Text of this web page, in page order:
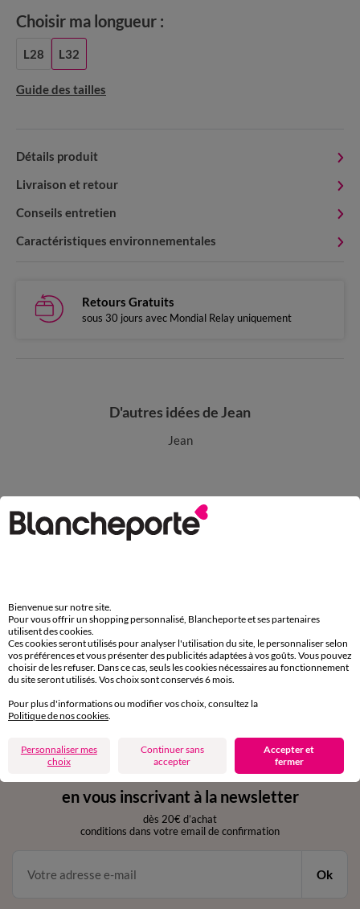
Guide des tailles
Choisir ma longueur :
L28 L32
Détails produit
Livraison et retour
Conseils entretien
Caractéristiques environnementales
Retours Gratuits
sous 30 jours avec Mondial Relay uniquement
D'autres idées de Jean
Jean
Paiement 100% sécurisé
Payez plus tard ou en plusieurs fois
Retours gratuits
sous 30 jours avec Mondial Relay uniquement
Service clients
par chat et par téléphone
de 8h00 à 20h00 du lundi au samedi
11€ Offerts
en vous inscrivant à la newsletter
dès 20€ d’achat
conditions dans votre email de confirmation
Ok
Bienvenue sur notre site.
Pour vous offrir un shopping personnalisé, Blancheporte et ses partenaires
utilisent des cookies.
Ces cookies seront utilisés pour analyser l'utilisation du site, le personnaliser selon
vos préférences et vous présenter des publicités adaptées à vos goûts. Vous pouvez
choisir de les refuser. Dans ce cas, seuls les cookies nécessaires au fonctionnement
du site seront utilisés. Vos choix sont conservés 6 mois.
Pour plus d'informations ou modifier vos choix, consultez la
Politique de nos cookies
Personnaliser mes
choix
Continuer sans
accepter
Accepter et
fermer